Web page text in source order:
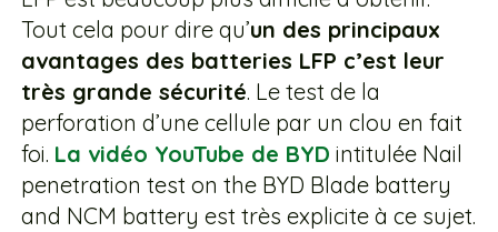
Tout cela pour dire qu’un des principaux
avantages des batteries LFP c’est leur
très grande sécurité. Le test de la
perforation d’une cellule par un clou en fait
foi. La vidéo YouTube de BYD intitulée Nail
penetration test on the BYD Blade battery
and NCM battery est très explicite à ce sujet.